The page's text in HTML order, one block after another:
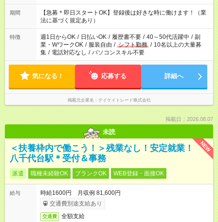
■22:00～翌6:00 など あなたの希望を教えてください！
期間
【急募＊即日スタートOK】登録後は好きな時に働けます！（業
法に基づく規定あり）
特徴 週1日からOK / 日払いOK / 履歴書不要 / 40～50代活躍中 / 副
業・WワークOK / 服装自由 / シフト勤務 / 10名以上の大量募
集 / 電話対応なし / パソコンスキル不要
気になる！ 応募する 詳細へ
掲載元企業名 テイケイトレード株式会社
掲載日：2026.08.07
未読
NEW
＜扶養枠内で働こう！＞残業なし！安定就業！
八千代台駅＊受付＆事務
派遣 職種未経験OK ブランクOK WEB登録・面接OK
給与
時給1600円 月収例 81,600円
交通費別途支給あり
交通費 全額支給